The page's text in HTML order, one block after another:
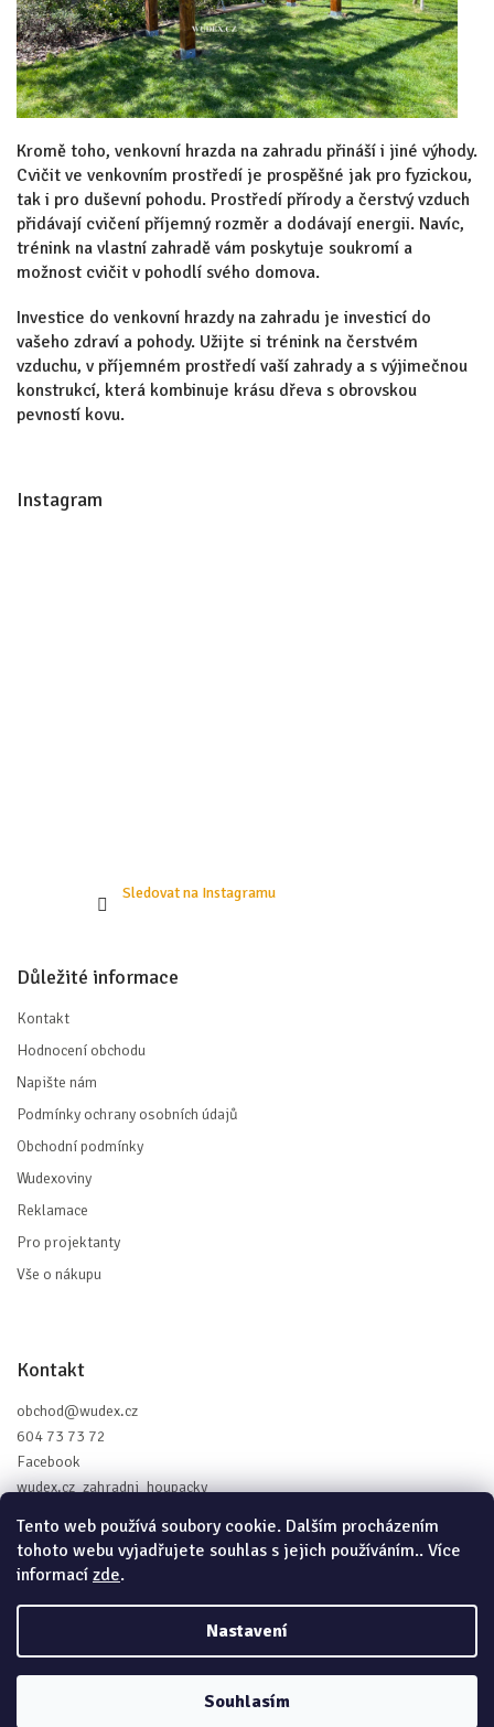
Tento web používá soubory cookie. Dalším procházením
tohoto webu vyjadřujete souhlas s jejich používáním.. Více
informací zde.
Nastavení
Souhlasím
Kromě toho, venkovní hrazda na zahradu přináší i jiné výhody.
Cvičit ve venkovním prostředí je prospěšné jak pro fyzickou,
tak i pro duševní pohodu. Prostředí přírody a čerstvý vzduch
přidávají cvičení příjemný rozměr a dodávají energii. Navíc,
trénink na vlastní zahradě vám poskytuje soukromí a
možnost cvičit v pohodlí svého domova.
Investice do venkovní hrazdy na zahradu je investicí do
vašeho zdraví a pohody. Užijte si trénink na čerstvém
vzduchu, v příjemném prostředí vaší zahrady a s výjimečnou
konstrukcí, která kombinuje krásu dřeva s obrovskou
pevností kovu.
Instagram
Sledovat na Instagramu
Důležité informace
Kontakt
Hodnocení obchodu
Napište nám
Podmínky ochrany osobních údajů
Obchodní podmínky
Wudexoviny
Reklamace
Pro projektanty
Vše o nákupu
Kontakt
obchod@wudex.cz
604 73 73 72
Facebook
wudex.cz_zahradni_houpacky
Copyright 2026Wudex.cz - Zahradní houpačky. Všechna práva
vyhrazena.
Grafický návrh vytvořil a nakódoval